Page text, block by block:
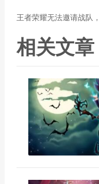
王者荣耀无法邀请战队
相关文章